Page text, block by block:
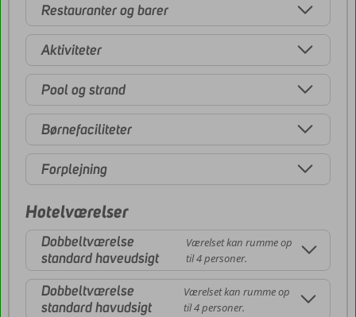
Restauranter og barer
Aktiviteter
Pool og strand
Børnefaciliteter
Forplejning
Hotelværelser
Dobbeltværelse
standard haveudsigt
Værelset kan rumme op
til 4 personer.
Dobbeltværelse
standard havudsigt
Værelset kan rumme op
til 4 personer.